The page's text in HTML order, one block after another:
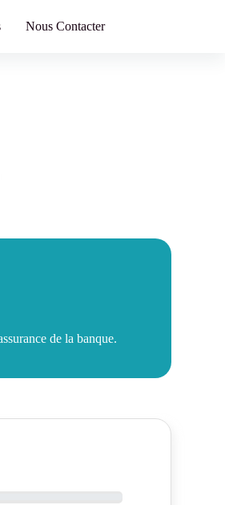
Nous Contacter
de la banque.